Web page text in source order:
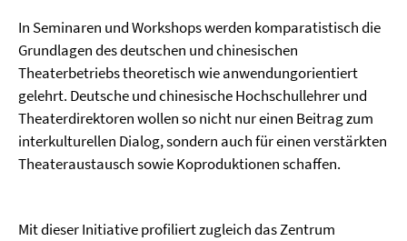
In Seminaren und Workshops werden komparatistisch die
Grundlagen des deutschen und chinesischen
Theaterbetriebs theoretisch wie anwendungorientiert
gelehrt. Deutsche und chinesische Hochschullehrer und
Theaterdirektoren wollen so nicht nur einen Beitrag zum
interkulturellen Dialog, sondern auch für einen verstärkten
Theateraustausch sowie Koproduktionen schaffen.
Mit dieser Initiative profiliert zugleich das Zentrum